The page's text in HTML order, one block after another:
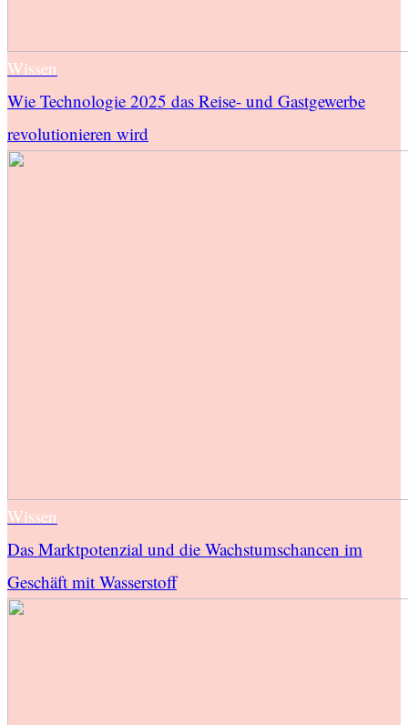
Wissen
Wie Technologie 2025 das Reise- und Gastgewerbe
revolutionieren wird
Wissen
Das Marktpotenzial und die Wachstumschancen im
Geschäft mit Wasserstoff